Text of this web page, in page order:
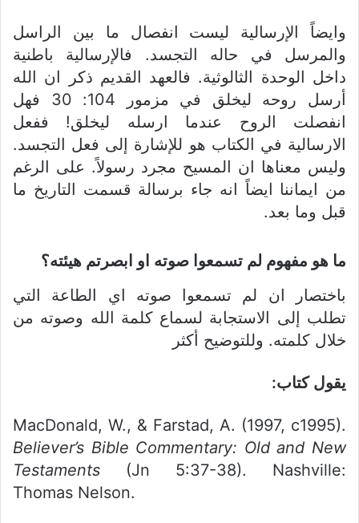
وايضاً الإرسالية ليست انفصال ما بين الراسل
والمرسل في حاله التجسد. فالإرسالية باطنية
داخل الوحدة الثالوثية. فالعهد القديم ذكر ان الله
أرسل روحه ليخلق في مزمور 104: 30 فهل
انفصلت الروح عندما ارسله ليخلق! ففعل
الارسالية في الكتاب هو للإشارة إلى فعل التجسد.
وليس معناها ان المسيح مجرد رسولاً. على الرغم
من ايماننا ايضاً انه جاء برسالة قسمت التاريخ ما
قبل وما بعد.
ما هو مفهوم لم تسمعوا صوته او ابصرتم هيئته؟
باختصار ان لم تسمعوا صوته اي الطاعة التي
تطلب إلى الاستجابة لسماع كلمة الله وصوته من
خلال كلمته. وللتوضيح أكثر
يقول كتاب:
MacDonald, W., & Farstad, A. (1997, c1995).
Believer’s Bible Commentary: Old and New
Testaments (Jn 5:37-38). Nashville:
Thomas Nelson.